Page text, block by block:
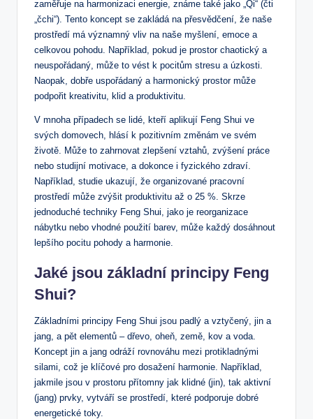
zaměřuje na harmonizaci energie, známe také jako „Qi“ (čti
„čchi“). Tento koncept se zakládá na přesvědčení, že naše
prostředí má významný vliv na naše myšlení, emoce a
celkovou pohodu. Například, pokud je prostor chaotický a
neuspořádaný, může to vést k pocitům stresu a úzkosti.
Naopak, dobře uspořádaný a harmonický prostor může
podpořit kreativitu, klid a produktivitu.
V mnoha případech se lidé, kteří aplikují Feng Shui ve
svých domovech, hlásí k pozitivním změnám ve svém
životě. Může to zahrnovat zlepšení vztahů, zvýšení práce
nebo studijní motivace, a dokonce i fyzického zdraví.
Například, studie ukazují, že organizované pracovní
prostředí může zvýšit produktivitu až o 25 %. Skrze
jednoduché techniky Feng Shui, jako je reorganizace
nábytku nebo vhodné použití barev, může každý dosáhnout
lepšího pocitu pohody a harmonie.
Jaké jsou základní principy Feng
Shui?
Základními principy Feng Shui jsou padlý a vztyčený, jin a
jang, a pět elementů – dřevo, oheň, země, kov a voda.
Koncept jin a jang odráží rovnováhu mezi protikladnými
silami, což je klíčové pro dosažení harmonie. Například,
jakmile jsou v prostoru přítomny jak klidné (jin), tak aktivní
(jang) prvky, vytváří se prostředí, které podporuje dobré
energetické toky.